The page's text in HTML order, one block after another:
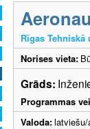
Rīgas Tehniskā
Norises vieta:
Grāds:
Programmas
Valoda:latviešu/